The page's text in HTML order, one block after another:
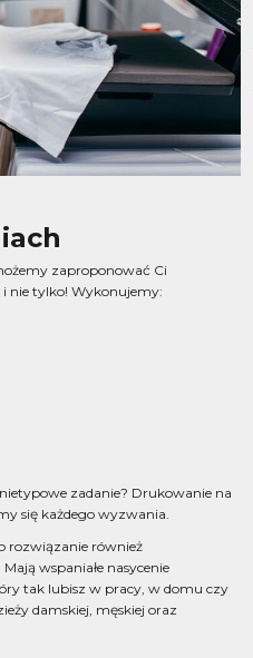
zaproponować Ci
nie tylko! Wykonujemy:
zadanie? Drukowanie na
się każdego wyzwania.
rozwiązanie również
wspaniałe nasycenie
tak lubisz w pracy, w domu czy
damskiej, męskiej oraz